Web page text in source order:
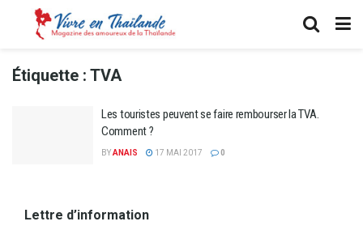
Étiquette : TVA
Les touristes peuvent se faire rembourser la TVA.
Comment ?
BYANAIS 17 MAI 2017 0
Lettre d’information